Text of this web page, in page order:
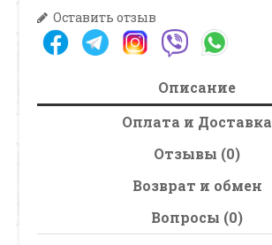
Оставить отзыв
Описание
Оплата и Доставка
Отзывы (0)
Возврат и обмен
Вопросы (0)